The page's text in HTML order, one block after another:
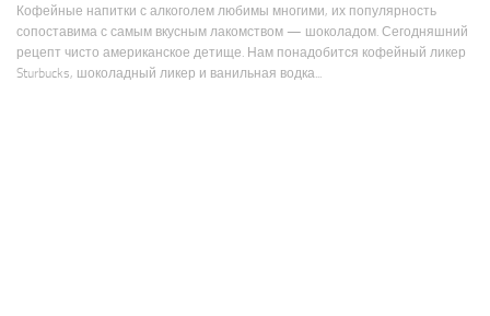
Кофейные напитки с алкоголем любимы многими, их популярность
сопоставима с самым вкусным лакомством — шоколадом. Сегодняшний
рецепт чисто американское детище. Нам понадобится кофейный ликер
Sturbucks, шоколадный ликер и ванильная водка...